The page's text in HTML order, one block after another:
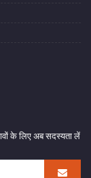
के लिए अब सदस्यता लें